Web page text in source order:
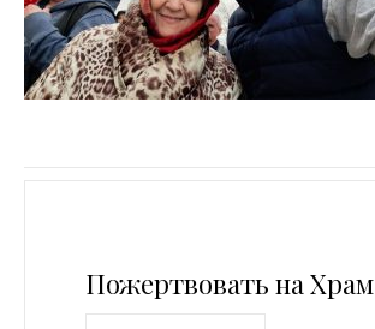
Пожертвовать на Храм